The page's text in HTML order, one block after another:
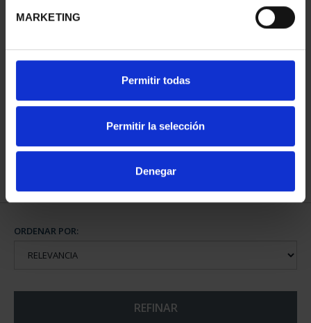
MARKETING
Permitir todas
Permitir la selección
Denegar
PROVINCIA COLECCION
COMPLET...
ORDENAR POR:
REFINAR